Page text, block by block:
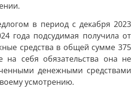
в период с декабря 2023
года подсудимая получила от
средства в общей сумме 375
на себя обязательства она не
денежными средствами
усмотрению.